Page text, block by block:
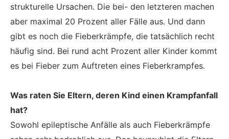
strukturelle Ursachen. Die bei- den letzteren machen
aber maximal 20 Prozent aller Fälle aus. Und dann
gibt es noch die Fieberkrämpfe, die tatsächlich recht
häufig sind. Bei rund acht Prozent aller Kinder kommt
es bei Fieber zum Auftreten eines Fieberkrampfes.
Was raten Sie Eltern, deren Kind einen Krampfanfall
hat?
Sowohl epileptische Anfälle als auch Fieberkrämpfe